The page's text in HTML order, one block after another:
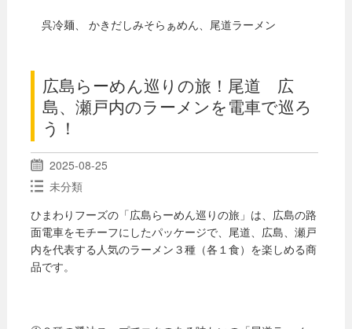
呉冷麺、 かきだしみそらぁめん、尾道ラーメン
広島らーめん巡りの旅！尾道 広
島、瀬戸内のラーメンを電車で巡ろ
う！
2025-08-25
未分類
ひまわりフーズの「広島らーめん巡りの旅」は、広島の路
面電車をモチーフにしたパッケージで、尾道、広島、瀬戸
内を代表する人気のラーメン３種（各１食）を楽しめる商
品です。